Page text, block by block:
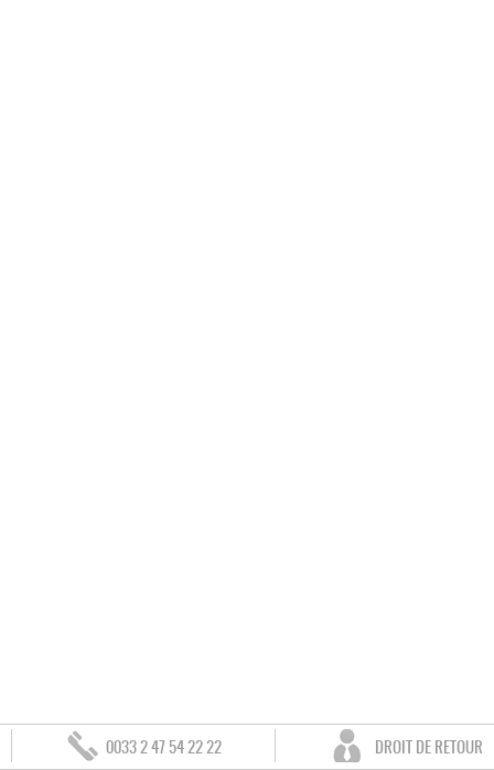
0033 2 47 54 22 22 DROIT DE RETOUR